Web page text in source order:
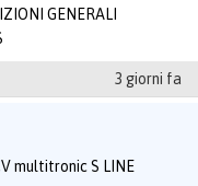
GENERALI
3 giorni fa
multitronic S LINE